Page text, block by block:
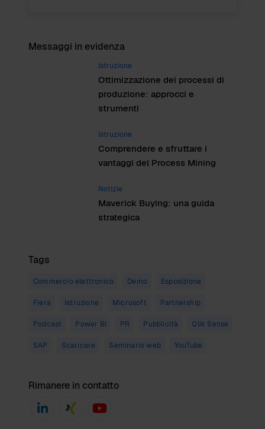
Messaggi in evidenza
Istruzione
Ottimizzazione dei processi di
produzione: approcci e
strumenti
Istruzione
Comprendere e sfruttare i
vantaggi del Process Mining
Notizie
Maverick Buying: una guida
strategica
Tags
Commercio elettronico Demo Esposizione
Fiera Istruzione Microsoft Partnership
Podcast Power BI PR Pubblicità Qlik Sense
SAP Scaricare Seminario web YouTube
Rimanere in contatto